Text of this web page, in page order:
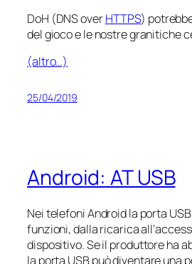
DoH (DNS overHTTPS)
del gioco e le nostre granitiche
(altro…)
25/04/2019
Android: AT USB
Nei telefoni Android la porta
funzioni, dalla ricarica
dispositivo. Se il produttore ha
la porta USB può diventare una